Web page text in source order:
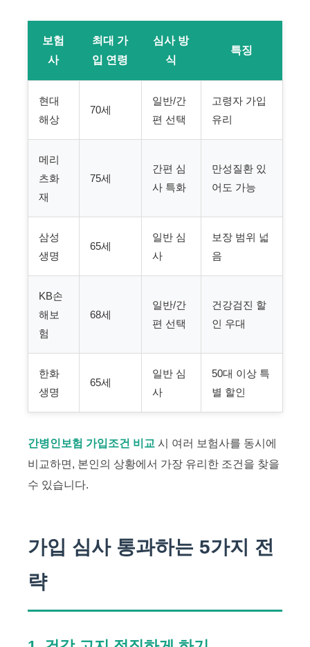
보험
사
최대 가
입 연령
심사 방
식
특징
현대
해상
70세
일반/간
편 선택
고령자 가입
유리
메리
츠화
재
75세
간편 심
사 특화
만성질환 있
어도 가능
삼성
생명
65세
일반 심
사
보장 범위 넓
음
KB손
해보
험
68세
일반/간
편 선택
건강검진 할
인 우대
한화
생명
65세
일반 심
사
50대 이상 특
별 할인
간병인보험 가입조건 비교 시 여러 보험사를 동시에
비교하면, 본인의 상황에서 가장 유리한 조건을 찾을
수 있습니다.
가입 심사 통과하는 5가지 전
략